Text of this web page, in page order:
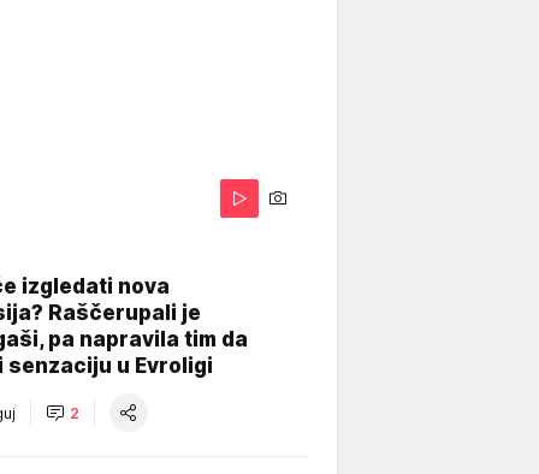
izgledati nova
Raščerupali je
pa napravila tim da
senzaciju u Evroligi
2